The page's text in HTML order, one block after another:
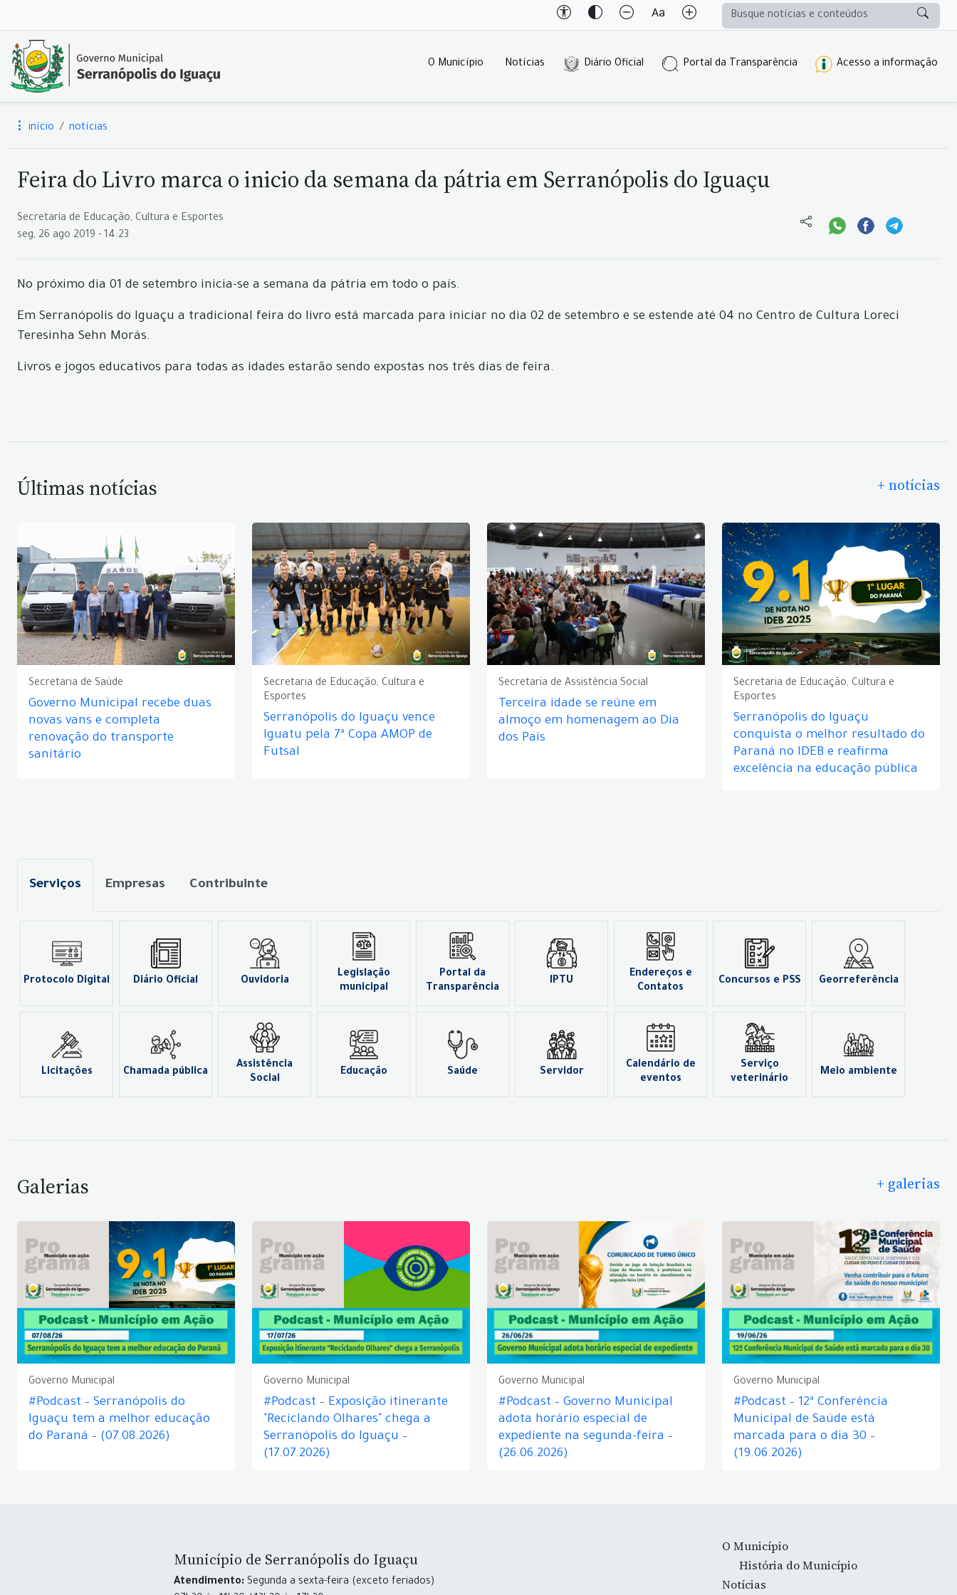
O Município Notícias Diário Oficial Portal da Transparência Acesso a informação
início notícias
Feira do Livro marca o inicio da semana da pátria em Serranópolis do Iguaçu
Secretaria de Educação, Cultura e Esportes
seg, 26 ago 2019 - 14:23
No próximo dia 01 de setembro inicia-se a semana da pátria em todo o país.
Em Serranópolis do Iguaçu a tradicional feira do livro está marcada para iniciar no dia 02 de setembro e se estende até 04 no Centro de Cultura Loreci
Teresinha Sehn Morás.
Livros e jogos educativos para todas as idades estarão sendo expostas nos três dias de feira.
Últimas notícias + notícias
Secretaria de Saúde
Governo Municipal recebe duas
novas vans e completa
renovação do transporte
sanitário
Secretaria de Educação, Cultura e
Esportes
Serranópolis do Iguaçu vence
Iguatu pela 7ª Copa AMOP de
Futsal
Secretaria de Assistência Social
Terceira idade se reúne em
almoço em homenagem ao Dia
dos Pais
Secretaria de Educação, Cultura e
Esportes
Serranópolis do Iguaçu
conquista o melhor resultado do
Paraná no IDEB e reafirma
excelência na educação pública
Serviços Empresas Contribuinte
Protocolo Digital Diário Oficial Ouvidoria
Legislação
municipal
Portal da
Transparência
IPTU
Endereços e
Contatos
Concursos e PSS Georreferência
Licitações Chamada pública
Assistência
Social
Educação Saúde Servidor
Calendário de
eventos
Serviço
veterinário
Meio ambiente
Galerias + galerias
Governo Municipal
#Podcast – Serranópolis do
Iguaçu tem a melhor educação
do Paraná – (07.08.2026)
Governo Municipal
#Podcast – Exposição itinerante
"Reciclando Olhares" chega a
Serranópolis do Iguaçu –
(17.07.2026)
Governo Municipal
#Podcast – Governo Municipal
adota horário especial de
expediente na segunda-feira –
(26.06.2026)
Governo Municipal
#Podcast – 12ª Conferência
Municipal de Saúde está
marcada para o dia 30 –
(19.06.2026)
Município de Serranópolis do Iguaçu
Atendimento: Segunda a sexta-feira (exceto feriados)
O Município
História do Município
Notícias